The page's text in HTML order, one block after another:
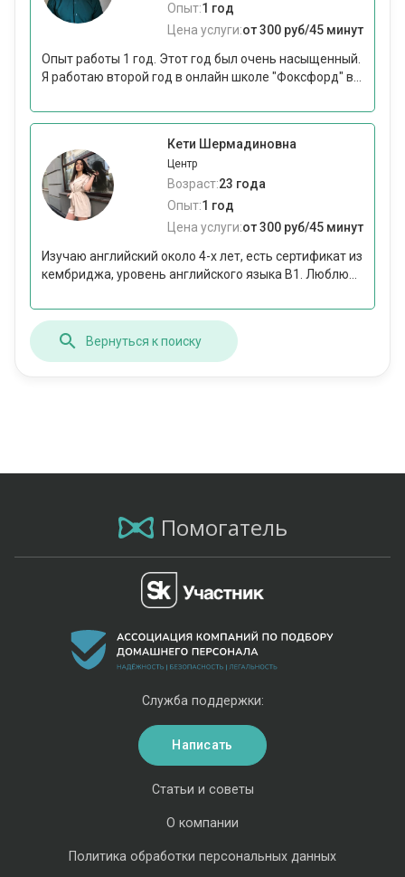
Опыт:1 год
Цена услуги:от 300 руб/45 минут
Опыт работы 1 год. Этот год был очень насыщенный.
Я работаю второй год в онлайн школе "Фоксфорд" в...
Кети Шермадиновна
Центр
Возраст:23 года
Опыт:1 год
Цена услуги:от 300 руб/45 минут
Изучаю английский около 4-х лет, есть сертификат из
кембриджа, уровень английского языка B1. Люблю...
Вернуться к поиску
Помогатель
Статьи и советы
О компании
Политика обработки персональных данных
Служба поддержки:
Написать